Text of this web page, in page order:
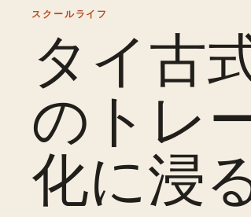
スクールライフ
タイ古
のトレ
化に浸